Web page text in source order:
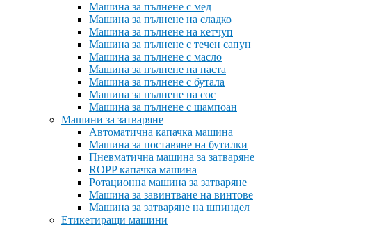
Машина за пълнене с мед
Машина за пълнене на сладко
Машина за пълнене на кетчуп
Машина за пълнене с течен сапун
Машина за пълнене с масло
Машина за пълнене на паста
Машина за пълнене с бутала
Машина за пълнене на сос
Машина за пълнене с шампоан
Машини за затваряне
Автоматична капачка машина
Машина за поставяне на бутилки
Пневматична машина за затваряне
ROPP капачка машина
Ротационна машина за затваряне
Машина за завинтване на винтове
Машина за затваряне на шпиндел
Етикетиращи машини